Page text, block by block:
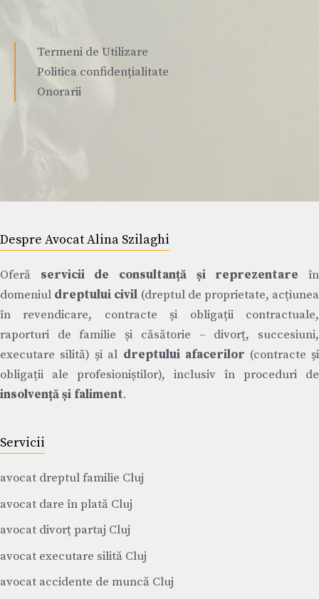
Termeni de Utilizare
Politica confidențialitate
Onorarii
Despre Avocat Alina Szilaghi
Oferă servicii de consultanță și reprezentare în
domeniul dreptului civil (dreptul de proprietate, acțiunea
în revendicare, contracte și obligații contractuale,
raporturi de familie și căsătorie – divorț, succesiuni,
executare silită) și al dreptului afacerilor (contracte și
obligații ale profesioniștilor), inclusiv în proceduri de
insolvență și faliment.
Servicii
avocat dreptul familie Cluj
avocat dare în plată Cluj
avocat divorț partaj Cluj
avocat executare silită Cluj
avocat accidente de muncă Cluj